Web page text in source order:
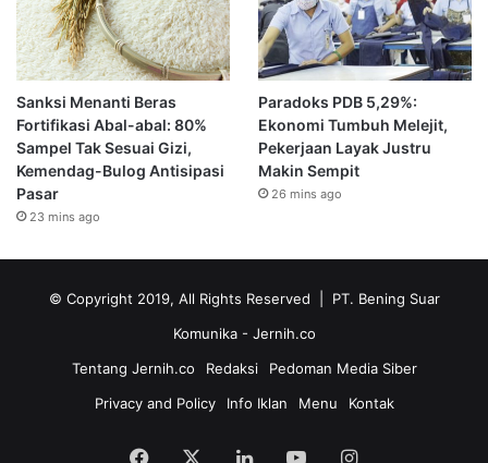
Sanksi Menanti Beras
Fortifikasi Abal-abal: 80%
Sampel Tak Sesuai Gizi,
Kemendag-Bulog Antisipasi
Pasar
23 mins ago
Paradoks PDB 5,29%:
Ekonomi Tumbuh Melejit,
Pekerjaan Layak Justru
Makin Sempit
26 mins ago
© Copyright 2019, All Rights Reserved | PT. Bening Suar
Komunika - Jernih.co
Tentang Jernih.co
Redaksi
Pedoman Media Siber
Privacy and Policy
Info Iklan Menu Kontak
Facebook LinkedInYouTubeInstagram